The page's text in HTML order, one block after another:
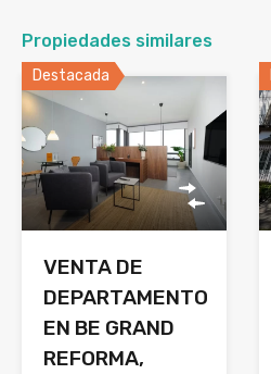
Propiedades similares
Destacada
VENTA DE
DEPARTAMENTO
EN BE GRAND
REFORMA,